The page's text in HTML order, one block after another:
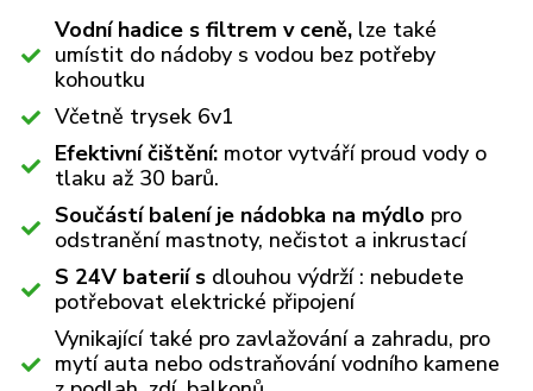
Vodní hadice s filtrem v ceně, lze také
umístit do nádoby s vodou bez potřeby
kohoutku
Včetně trysek 6v1
Efektivní čištění: motor vytváří proud vody o
tlaku až 30 barů.
Součástí balení je nádobka na mýdlo pro
odstranění mastnoty, nečistot a inkrustací
S 24V baterií s dlouhou výdrží : nebudete
potřebovat elektrické připojení
Vynikající také pro zavlažování a zahradu, pro
mytí auta nebo odstraňování vodního kamene